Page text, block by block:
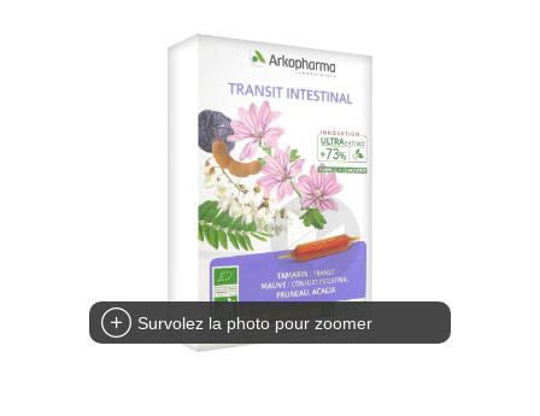
APPLICATION
DE SANTÉ
Survolez la photo pour zoomer